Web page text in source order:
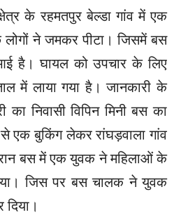
के रहमतपुर बेल्डा गांव में एक
ने जमकर पीटा। जिसमें बस
है। घायल को उपचार के लिए
में लाया गया है। जानकारी के
का निवासी विपिन मिनी बस का
एक बुकिंग लेकर रांघड़वाला गांव
बस में एक युवक ने महिलाओं के
जिस पर बस चालक ने युवक